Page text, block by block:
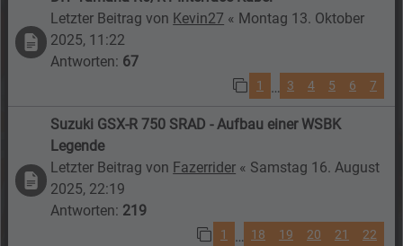
Letzter Beitrag von Kevin27 « Montag 13. Oktober
2025, 11:22
Antworten: 67
1 … 3 4 5 6 7
Suzuki GSX-R 750 SRAD - Aufbau einer WSBK
Legende
Letzter Beitrag von Fazerrider « Samstag 16. August
2025, 22:19
Antworten: 219
1 … 18 19 20 21 22